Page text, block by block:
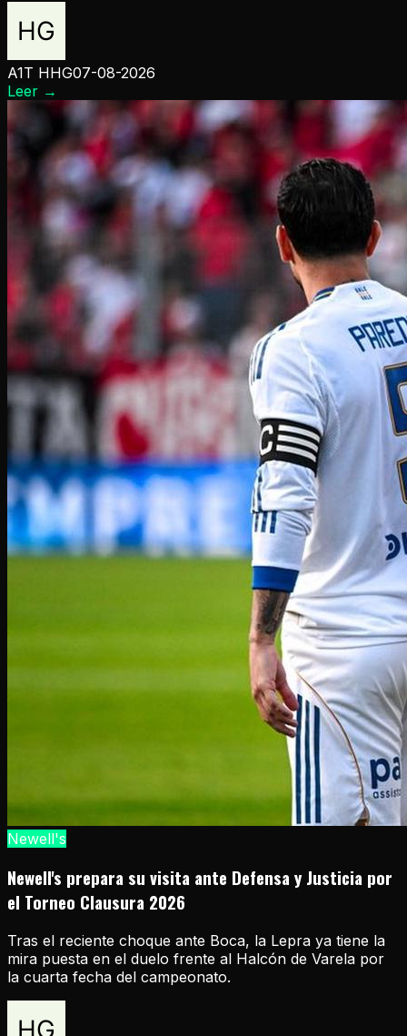
A1T HHG07-08-2026
Leer →
Newell's
Newell's prepara su visita ante Defensa y Justicia por
el Torneo Clausura 2026
Tras el reciente choque ante Boca, la Lepra ya tiene la
mira puesta en el duelo frente al Halcón de Varela por
la cuarta fecha del campeonato.